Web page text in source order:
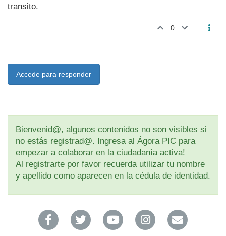
transito.
0
Accede para responder
Bienvenid@, algunos contenidos no son visibles si
no estás registrad@. Ingresa al Ágora PIC para
empezar a colaborar en la ciudadanía activa!
Al registrarte por favor recuerda utilizar tu nombre
y apellido como aparecen en la cédula de identidad.